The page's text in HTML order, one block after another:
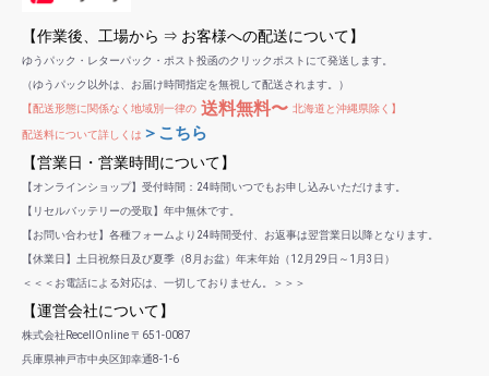
【作業後、工場から ⇒ お客様への配送について】
ゆうパック・レターパック・ポスト投函のクリックポストにて発送します。
（ゆうパック以外は、お届け時間指定を無視して配送されます。）
【配送形態に関係なく地域別一律の 送料無料〜 北海道と沖縄県除く】
配送料について詳しくは ＞こちら
【営業日・営業時間について】
【オンラインショップ】受付時間：24時間いつでもお申し込みいただけます。
【リセルバッテリーの受取】年中無休です。
【お問い合わせ】各種フォームより24時間受付、お返事は翌営業日以降となります。
【休業日】土日祝祭日及び夏季（8月お盆）年末年始（12月29日～1月3日）
＜＜＜お電話による対応は、一切しておりません。＞＞＞
【運営会社について】
株式会社RecellOnline 〒651-0087
兵庫県神戸市中央区卸幸通8-1-6